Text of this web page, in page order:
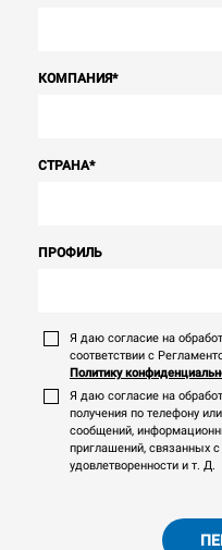
КОМПАНИЯ*
СТРАНА*
ПРОФИЛЬ
Я даю согласие на
соответствии с
Политику
Я даю согласие на
получения по телефону
сообщений,
приглашений, связанных
удовлетворенности и т. Д.